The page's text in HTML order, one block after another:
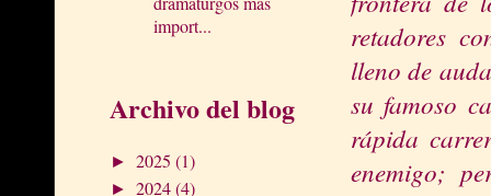
import...
Archivo del blog
► 2025 (1)
► 2024(4)
retadores
lleno de
su famoso
rápida
enemigo;